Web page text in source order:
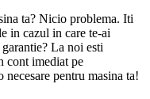
ta? Nicio problema. Iti
in cazul in care te-ai
La noi esti
cont imediat pe
pentru masina ta!